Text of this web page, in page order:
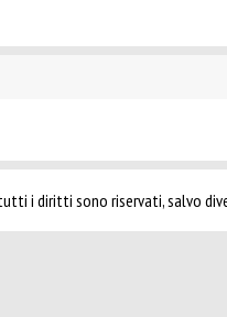
i diritti sono riservati, salvo